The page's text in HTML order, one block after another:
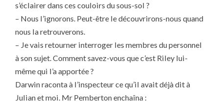
s’éclairer dans ces couloirs du sous-sol ?
– Nous l’ignorons. Peut-être le découvrirons-nous quand
nous la retrouverons.
– Je vais retourner interroger les membres du personnel
à son sujet. Comment savez-vous que c’est Riley lui-
même qui l’a apportée ?
Darwin raconta à l’inspecteur ce qu’il avait déjà dit à
Julian et moi. Mr Pemberton enchaîna :